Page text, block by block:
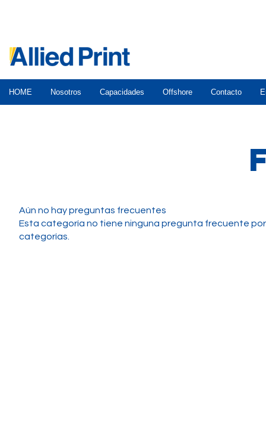
HOME Nosotros Capacidades Offshore Contacto
Aún no hay preguntas frecuentes
Esta categoría no tiene ninguna pregunta frecuente
categorías.